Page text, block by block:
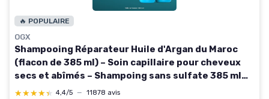
🔥 POPULAIRE
OGX
Shampooing Réparateur Huile d'Argan du Maroc
(flacon de 385 ml) – Soin capillaire pour cheveux
secs et abîmés – Shampoing sans sulfate 385 ml
(Lot de 1)
★★★★★
★★★★★ 4,4/5 — 11878 avis